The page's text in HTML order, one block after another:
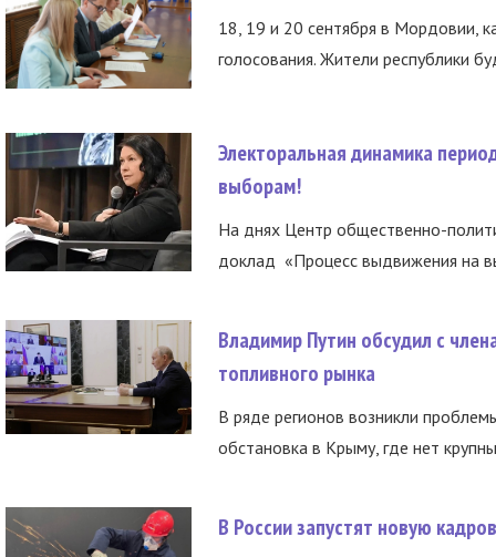
18, 19 и 20 сентября в Мордовии,
голосования. Жители республики
Электоральная динамика
выборам!
На днях Центр общественно-
доклад «Процесс выдвижения на
Владимир Путин обсудил с
топливного рынка
В ряде регионов возникли
обстановка в Крыму, где нет
В России запустят новую